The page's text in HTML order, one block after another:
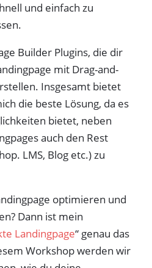
und einfach zu
Builder Plugins, die dir
mit Drag-and-
Insgesamt bietet
die beste Lösung, da es
bietet, neben
auch den Rest
LMS, Blog etc.) zu
optimieren und
Dann ist mein
Landingpage“ genau das
Workshop werden wir